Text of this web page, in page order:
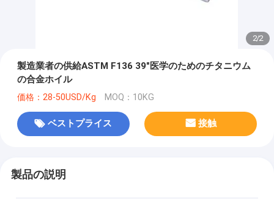
2/2
製造業者の供給ASTM F136 39"医学のためのチタニウム
の合金ホイル
価格：28-50USD/Kg MOQ：10KG
ベストプライス 接触
製品の説明